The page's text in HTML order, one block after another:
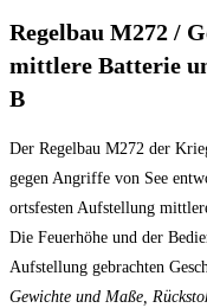
Regelbau M272 /
mittlere Batterie
B
Der Regelbau M272 der
gegen Angriffe von See
ortsfesten Aufstellung
Die Feuerhöhe und der
Aufstellung gebrachten
Gewichte und Maße,